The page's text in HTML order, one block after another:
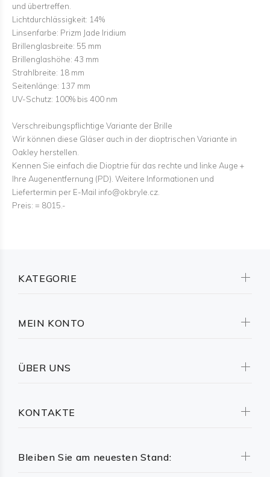
und übertreffen.
Lichtdurchlässigkeit: 14%
Linsenfarbe: Prizm Jade Iridium
Brillenglasbreite: 55 mm
Brillenglashöhe: 43 mm
Strahlbreite: 18 mm
Seitenlänge: 137 mm
UV-Schutz: 100% bis 400 nm
Verschreibungspflichtige Variante der Brille
Wir können diese Gläser auch in der dioptrischen Variante in
Oakley herstellen.
Kennen Sie einfach die Dioptrie für das rechte und linke Auge +
Ihre Augenentfernung (PD). Weitere Informationen und
Liefertermin per E-Mail info@okbryle.cz.
Preis: = 8015.-
Bleiben Sie am neuesten Stand:
KATEGORIE
MEIN KONTO
ÜBER UNS
KONTAKTE